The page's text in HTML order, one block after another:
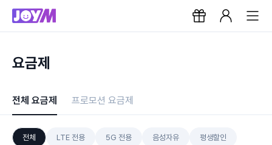
요금제
전체 요금제 프로모션 요금제
전체 LTE 전용 5G 전용 음성자유 평생할인